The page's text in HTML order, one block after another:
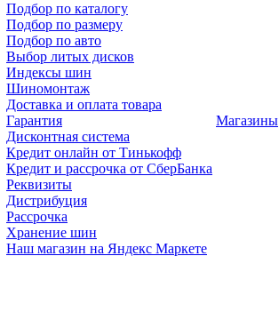
Подбор по каталогу
Подбор по размеру
Подбор по авто
Выбор литых дисков
Индексы шин
Шиномонтаж
Доставка и оплата товара
Гарантия
Дисконтная система
Кредит онлайн от Тинькофф
Кредит и рассрочка от СберБанка
Реквизиты
Дистрибуция
Рассрочка
Хранение шин
Наш магазин на Яндекс Маркете
Магазины